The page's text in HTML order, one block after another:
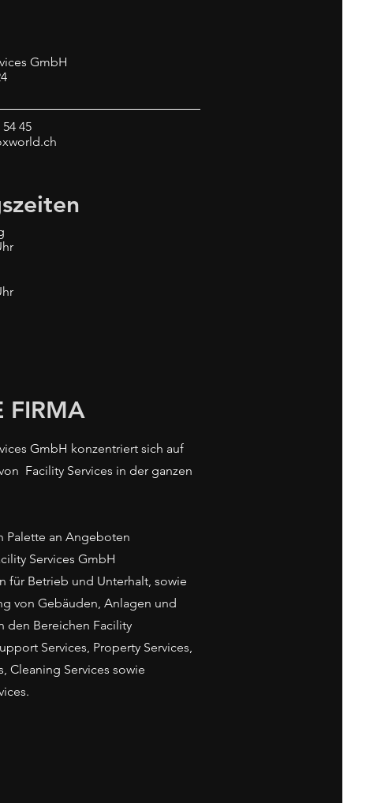
GmbH
45
FIRMA
GmbH konzentriert sich auf
Facility Services in der ganzen
Palette an Angeboten
Services GmbH
für Betrieb und Unterhalt, sowie
von Gebäuden, Anlagen und
den Bereichen Facility
Services, Property Services,
Cleaning Services sowie